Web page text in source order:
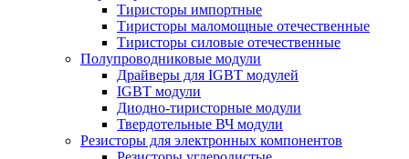
Тиристоры импортные
Тиристоры маломощные отечественные
Тиристоры силовые отечественные
Полупроводниковые модули
Драйверы для IGBT модулей
IGBT модули
Диодно-тиристорные модули
Твердотельные ВЧ модули
Резисторы для электронных компонентов